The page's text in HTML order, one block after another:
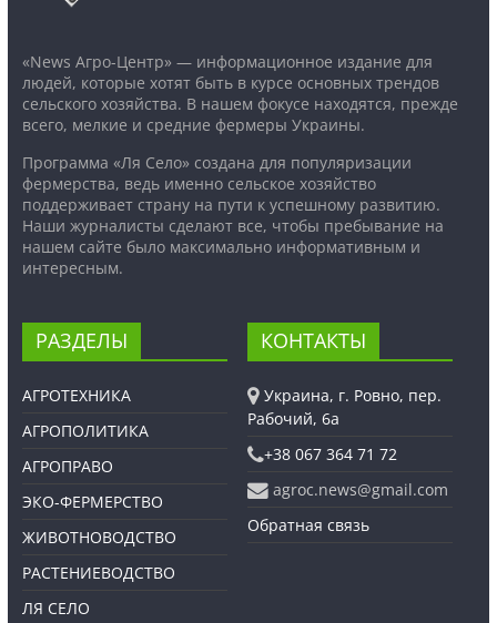
«News Агро-Центр» — информационное издание для
людей, которые хотят быть в курсе основных трендов
сельского хозяйства. В нашем фокусе находятся, прежде
всего, мелкие и средние фермеры Украины.
Программа «Ля Село» создана для популяризации
фермерства, ведь именно сельское хозяйство
поддерживает страну на пути к успешному развитию.
Наши журналисты сделают все, чтобы пребывание на
нашем сайте было максимально информативным и
интересным.
РАЗДЕЛЫ
АГРОТЕХНИКА
АГРОПОЛИТИКА
АГРОПРАВО
ЭКО-ФЕРМЕРСТВО
ЖИВОТНОВОДСТВО
РАСТЕНИЕВОДСТВО
ЛЯ СЕЛО
КОНТАКТЫ
Украина, г. Ровно, пер.
Рабочий, 6а
+38 067 364 71 72
agroc.news@gmail.com
Обратная связь